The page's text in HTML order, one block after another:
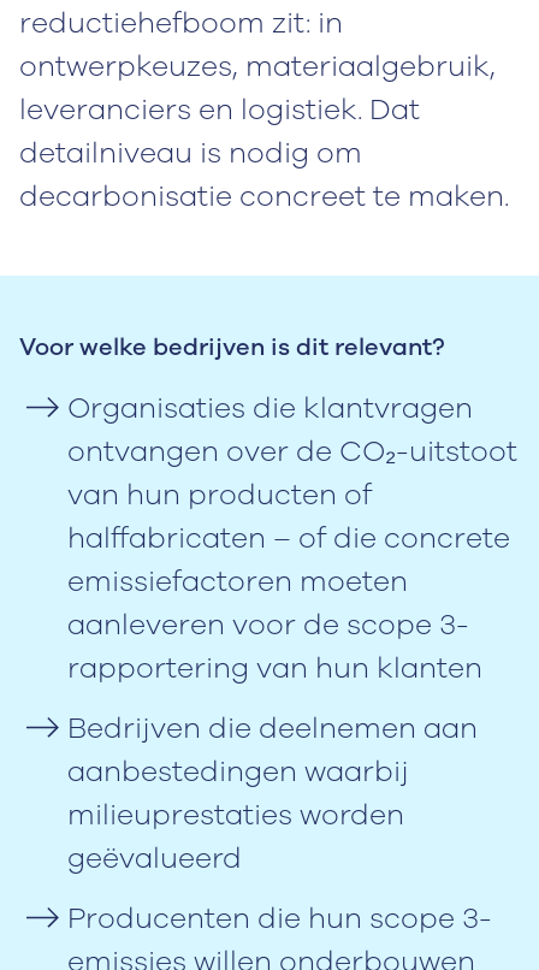
reductiehefboom zit: in
ontwerpkeuzes, materiaalgebruik,
leveranciers en logistiek. Dat
detailniveau is nodig om
decarbonisatie concreet te maken.
Voor welke bedrijven is dit relevant?
Organisaties die klantvragen
ontvangen over de CO₂-uitstoot
van hun producten of
halffabricaten – of die concrete
emissiefactoren moeten
aanleveren voor de scope 3-
rapportering van hun klanten
Bedrijven die deelnemen aan
aanbestedingen waarbij
milieuprestaties worden
geëvalueerd
Producenten die hun scope 3-
emissies willen onderbouwen